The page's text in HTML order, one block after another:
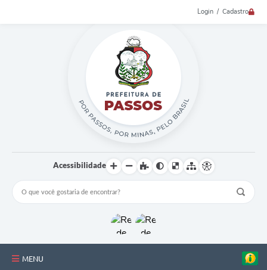
Login / Cadastro
Acessibilidade
MENU